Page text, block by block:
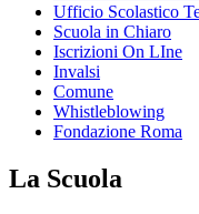
Ufficio Scolastico
Scuola in Chiaro
Iscrizioni On LIne
Invalsi
Comune
Whistleblowing
Fondazione Roma
La Scuola